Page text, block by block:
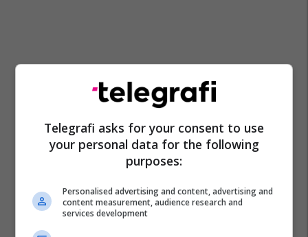
Telegrafi asks for your consent to use
your personal data for the following
purposes:
Personalised advertising and content, advertising and
content measurement, audience research and
services development